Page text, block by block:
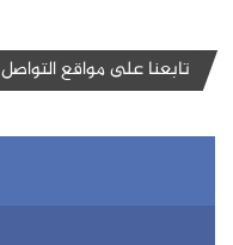
تابعنا على مواقع التواصل